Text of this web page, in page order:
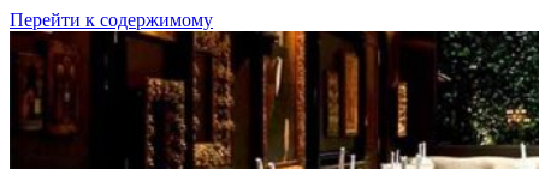
Перейти к содержимому